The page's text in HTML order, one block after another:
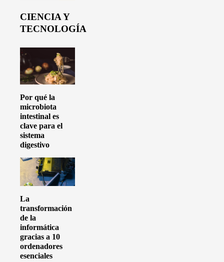
CIENCIA Y
TECNOLOGÍA
Por qué la
microbiota
intestinal es
clave para el
sistema
digestivo
La
transformación
de la
informática
gracias a 10
ordenadores
esenciales